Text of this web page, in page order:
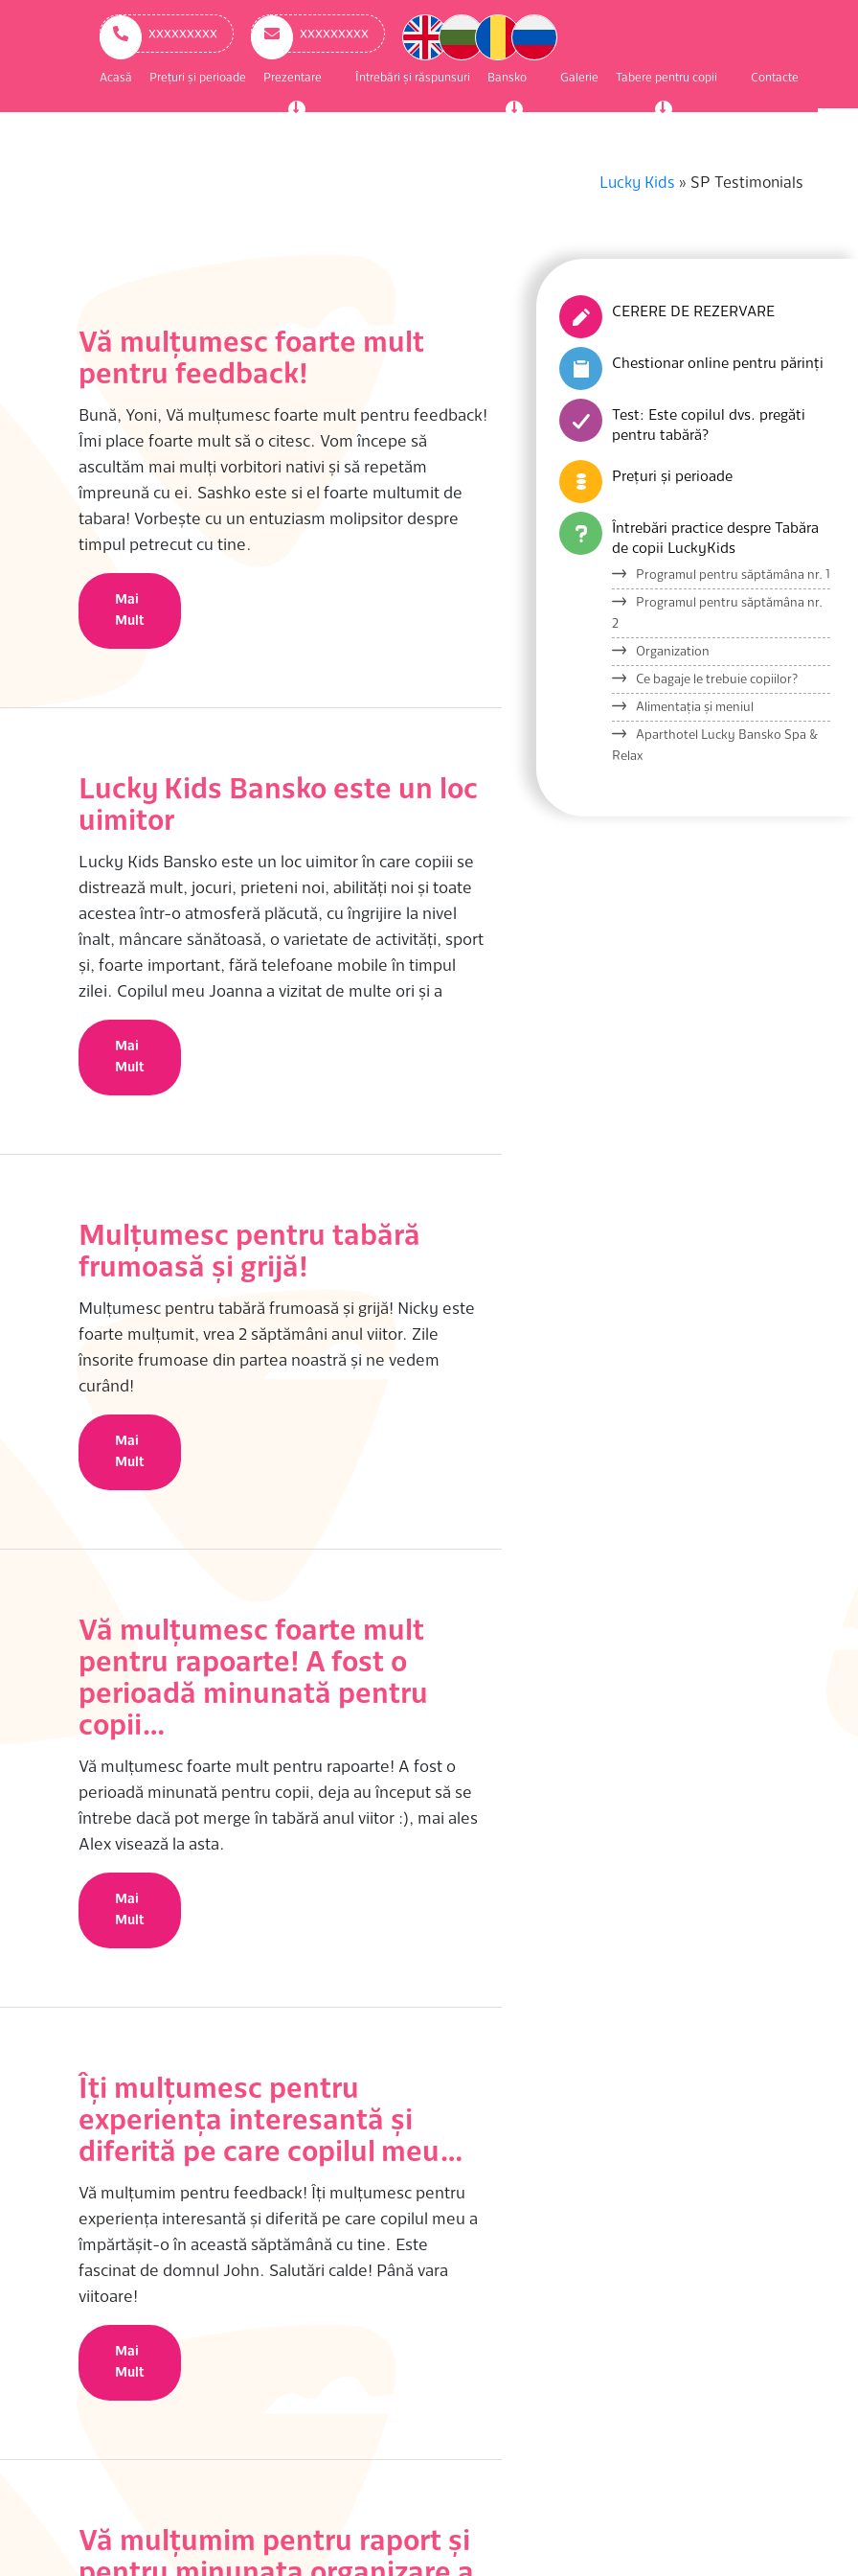
ххххххххх ххххххххх
Acasă Prețuri și perioade Prezentare Întrebări și răspunsuri Bansko Galerie Tabere pentru copii Contacte
Lucky Kids » SP Testimonials
Vă mulțumesc foarte mult
pentru feedback!
Bună, Yoni, Vă mulțumesc foarte mult pentru feedback!
Îmi place foarte mult să o citesc. Vom începe să
ascultăm mai mulți vorbitori nativi și să repetăm ​​
împreună cu ei. Sashko este si el foarte multumit de
tabara! Vorbește cu un entuziasm molipsitor despre
timpul petrecut cu tine.
Mai
Mult
Lucky Kids Bansko este un loc
uimitor
Lucky Kids Bansko este un loc uimitor în care copiii se
distrează mult, jocuri, prieteni noi, abilități noi și toate
acestea într-o atmosferă plăcută, cu îngrijire la nivel
înalt, mâncare sănătoasă, o varietate de activități, sport
și, foarte important, fără telefoane mobile în timpul
zilei. Copilul meu Joanna a vizitat de multe ori și a
Mai
Mult
Mulțumesc pentru tabără
frumoasă și grijă!
Mulțumesc pentru tabără frumoasă și grijă! Nicky este
foarte mulțumit, vrea 2 săptămâni anul viitor. Zile
însorite frumoase din partea noastră și ne vedem
curând!
Mai
Mult
Vă mulțumesc foarte mult
pentru rapoarte! A fost o
perioadă minunată pentru
copii…
Vă mulțumesc foarte mult pentru rapoarte! A fost o
perioadă minunată pentru copii, deja au început să se
întrebe dacă pot merge în tabără anul viitor :), mai ales
Alex visează la asta.
Mai
Mult
Îți mulțumesc pentru
experiența interesantă și
diferită pe care copilul meu…
Vă mulțumim pentru feedback! Îți mulțumesc pentru
experiența interesantă și diferită pe care copilul meu a
împărtășit-o în această săptămână cu tine. Este
fascinat de domnul John. Salutări calde! Până vara
viitoare!
Mai
Mult
Vă mulțumim pentru raport și
CERERE DE REZERVARE
Chestionar online pentru părinți
Test: Este copilul dvs. pregăti
pentru tabără?
Prețuri și perioade
Întrebări practice despre Tabăra
de copii LuckyKids
Programul pentru săptămâna nr. 1
Programul pentru săptămâna nr.
2
Organization
Ce bagaje le trebuie copiilor?
Alimentația și meniul
Aparthotel Lucky Bansko Spa &
Relax